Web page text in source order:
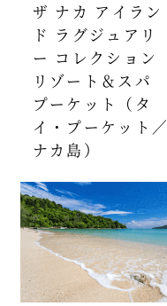
ザ ナカ アイラン
ド ラグジュアリ
ー コレクション
リゾート＆スパ
プーケット（タ
イ・プーケット／
ナカ島）